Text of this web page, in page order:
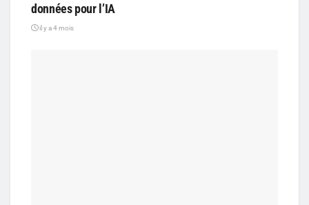
données pour l’IA
il y a 4 mois